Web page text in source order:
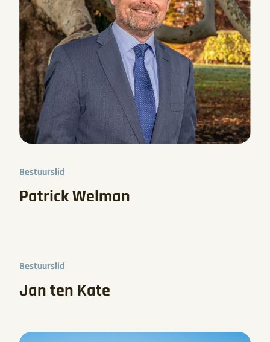
Bestuurslid
Patrick Welman
Bestuurslid
Jan ten Kate